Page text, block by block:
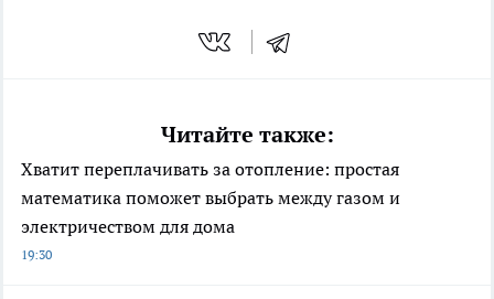
Читайте также:
Хватит переплачивать за отопление: простая
математика поможет выбрать между газом и
электричеством для дома
19:30